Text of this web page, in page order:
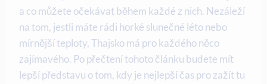
a co můžete očekávat během každé z nich. Nezáleží
na tom, jestli máte rádi horké slunečné léto nebo
mírnější teploty, Thajsko má pro každého něco
zajímavého. Po přečtení tohoto článku budete mít
lepší představu o tom, kdy je nejlepší čas pro zažít tu